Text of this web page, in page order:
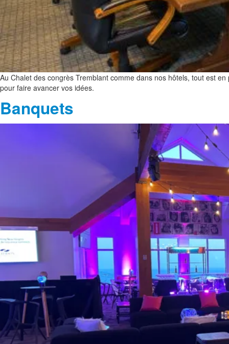
Au Chalet des congrès Tremblant comme dans nos hôtels, tout est
pour faire avancer vos idées.
Banquets